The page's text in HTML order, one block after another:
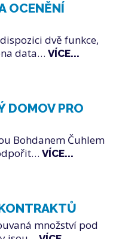
OCENĚNÍ
dvě funkce,
data… VÍCE...
DOMOV PRO
Bohdanem Čuhlem
VÍCE...
množství pod